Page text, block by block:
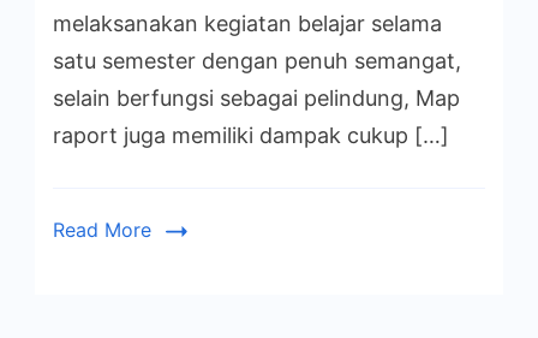
Tips
Memilih
Map
Raport
Berkualitas
melaksanakan kegiatan belajar selama
satu semester dengan penuh semangat,
selain berfungsi sebagai pelindung, Map
raport juga memiliki dampak cukup […]
Read More